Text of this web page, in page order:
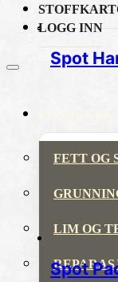
LOGG INN
FETT OG
LIM OG
Spot
Spot